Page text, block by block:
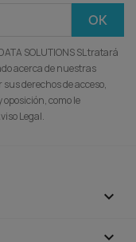
SOLUTIONS SL tratará
acerca de nuestras
derechos de acceso,
como le
Legal.

